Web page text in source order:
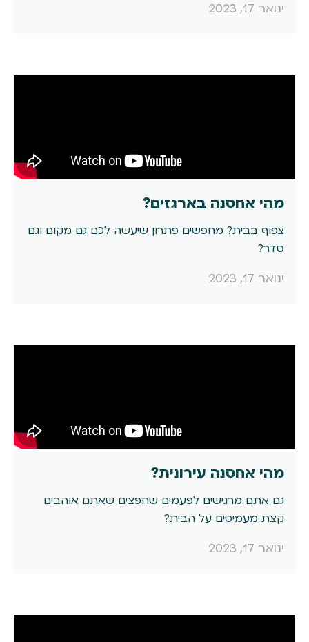
ינואר 17, 2023
מהי אחסנה בארגזים?
צפוף בבית? מחפשים פתרון שיעשה לכם גם מקום וגם
סדר?
ינואר 17, 2023
מהי אחסנה עירונית?
גם אתם מרגישים לפעמים שחפצים שאתם אוהבים
קצת מעמיסים על הבית?
ינואר 17, 2023